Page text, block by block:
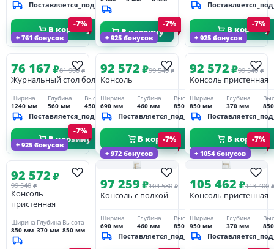
Поставляется_под_заказ
В корзину В корзину В корзину
+ 761 бонусов
-7%
76 167₽81 900 ₽
Журнальный стол большой
Ширина
1240 мм
Глубина
560 мм
Высота
450 мм
Поставляется_под_заказ
В корзину
+ 925 бонусов
-7%
92 572₽99 540 ₽
Консоль
Ширина
690 мм
Глубина
460 мм
Высота
850 мм
Поставляется_под_заказ
В корзину
+ 925 бонусов
-7%
92 572₽99 540 ₽
Консоль пристенная
Ширина
850 мм
Глубина
370 мм
В корзину
+ 925 бонусов
-7%
92 572₽
99 540 ₽
Консоль
пристенная
Ширина
850 мм
Глубина
370 мм
Высота
850 мм
+ 972 бонусов
-7%
97 259₽104 580 ₽
Консоль с полкой
Ширина
690 мм
Глубина
460 мм
Высота
850 мм
Поставляется_под_заказ
+ 1054 бонусов
-7%
105 462₽113 400 ₽
Консоль пристенная
Ширина
950 мм
Глубина
370 мм